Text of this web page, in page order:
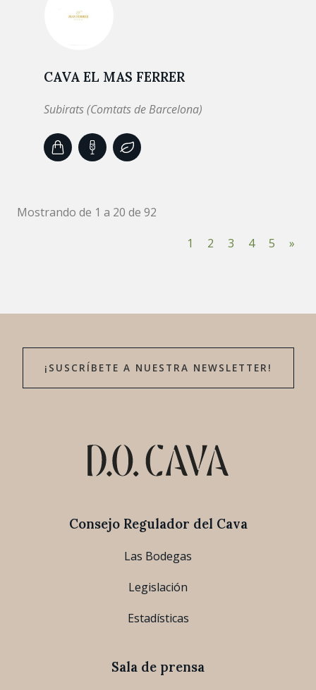
CAVA EL MAS FERRER
Subirats (Comtats de Barcelona)
Mostrando de 1 a 20 de 92
1
2 3 4 5 »
¡SUSCRÍBETE A NUESTRA NEWSLETTER!
Consejo Regulador del Cava
Las Bodegas
Legislación
Estadísticas
Sala de prensa